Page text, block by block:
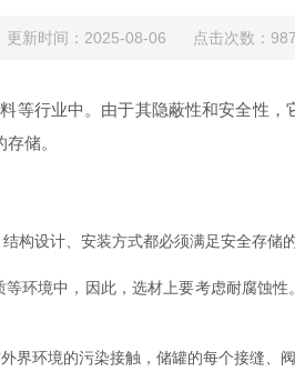
更新时间：2025-08-06 点击次数：987
等行业中。由于其隐蔽性和安全性
储。
设计、安装方式都必须满足安全存储
境中，因此，选材上要考虑耐腐蚀性
环境的污染接触，储罐的每个接缝、阀